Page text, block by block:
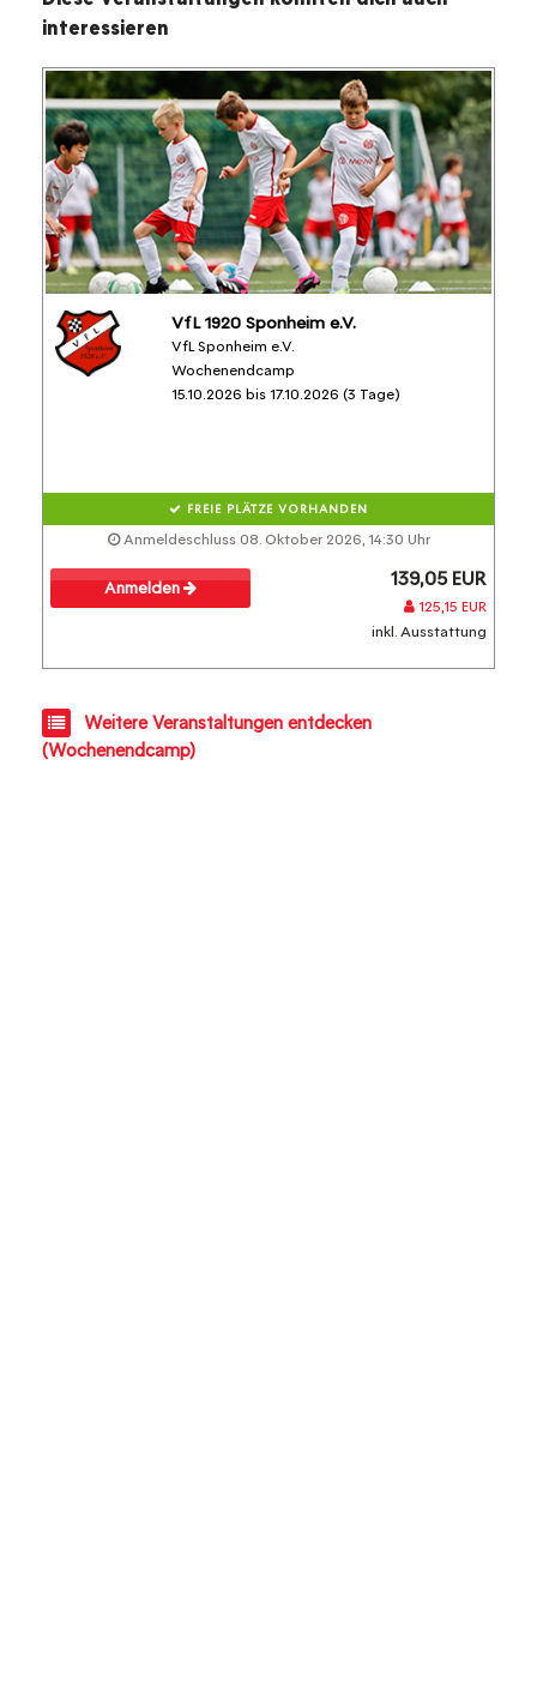
interessieren
VfL 1920 Sponheim e.V.
VfL Sponheim e.V.
Wochenendcamp
15.10.2026 bis 17.10.2026 (3 Tage)
FREIE PLÄTZE VORHANDEN
Anmeldeschluss 08. Oktober 2026, 14:30 Uhr
Anmelden 139,05 EUR
125,15 EUR
inkl. Ausstattung
Weitere Veranstaltungen entdecken
(Wochenendcamp)